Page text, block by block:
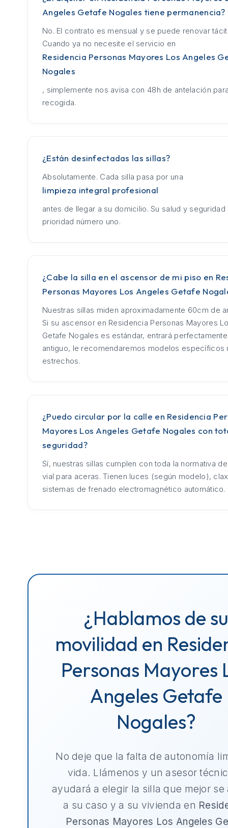
Angeles Getafe Nogales tiene permanencia?
No. El contrato es mensual y se puede renovar
Cuando ya no necesite el servicio en
Residencia Personas Mayores Los Angeles
Nogales
, simplemente nos avisa con 48h de antelación
recogida.
¿Están desinfectadas las sillas?
Absolutamente. Cada silla pasa por una
limpieza integral profesional
antes de llegar a su domicilio. Su salud y seguridad
prioridad número uno.
¿Cabe la silla en el ascensor de mi piso en
Personas Mayores Los Angeles Getafe
Nuestras sillas miden aproximadamente 60cm de
Si su ascensor en Residencia Personas Mayores
Getafe Nogales es estándar, entrará
antiguo, le recomendaremos modelos específicos
estrechos.
¿Puedo circular por la calle en Residencia
Mayores Los Angeles Getafe Nogales con
seguridad?
Sí, nuestras sillas cumplen con toda la normativa
vial para aceras. Tienen luces (según modelo),
sistemas de frenado electromagnético automático.
¿Hablamos de su
movilidad en
Personas Mayores
Angeles Getafe
Nogales?
No deje que la falta de autonomía
vida. Llámenos y un asesor
ayudará a elegir la silla que mejor se
a su caso y a su vivienda en
Personas Mayores Los Angeles